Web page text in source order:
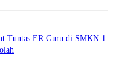
Tuntas ER Guru di SMKN 1